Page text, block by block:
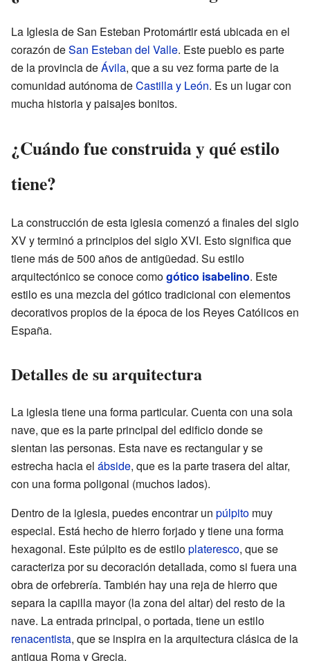
La Iglesia de San Esteban Protomártir está ubicada en el
corazón deSan Esteban del Valle. Este pueblo es parte
de la provincia deÁvila, que a su vez forma parte de la
comunidad autónoma deCastilla y León. Es un lugar con
mucha historia y paisajes bonitos.
¿Cuándo fue construida y qué estilo
tiene?
La construcción de esta iglesia comenzó a finales del siglo
XV y terminó a principios del siglo XVI. Esto significa que
tiene más de 500 años de antigüedad. Su estilo
arquitectónico se conoce comogótico isabelino. Este
estilo es una mezcla del gótico tradicional con elementos
decorativos propios de la época de los Reyes Católicos en
España.
Detalles de su arquitectura
La iglesia tiene una forma particular. Cuenta con una sola
nave, que es la parte principal del edificio donde se
sientan las personas. Esta nave es rectangular y se
estrecha hacia el ábside, que es la parte trasera del altar,
con una forma poligonal (muchos lados).
Dentro de la iglesia, puedes encontrar un púlpito muy
especial. Está hecho de hierro forjado y tiene una forma
hexagonal. Este púlpito es de estiloplateresco, que se
caracteriza por su decoración detallada, como si fuera una
obra de orfebrería. También hay una reja de hierro que
separa la capilla mayor (la zona del altar) del resto de la
nave. La entrada principal, o portada, tiene un estilo
renacentista, que se inspira en la arquitectura clásica de la
antigua Roma y Grecia.